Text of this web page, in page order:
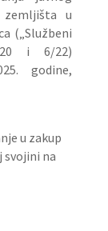
zemljišta u
(„Službeni
i 6/22)
godine,
u zakup
na